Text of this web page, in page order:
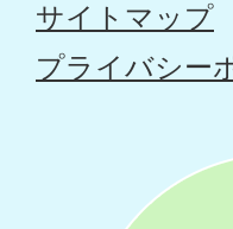
サイトマップ
プライバシー